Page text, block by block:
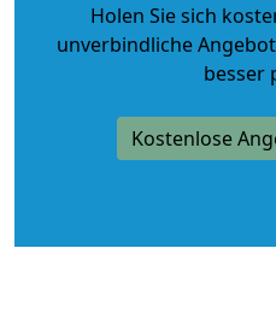
Holen Sie sich
unverbindliche
besser
Kostenlose